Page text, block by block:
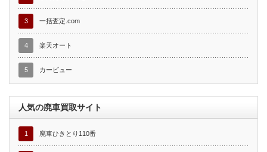
3 一括査定.com
4 楽天オート
5 カービュー
人気の廃車買取サイト
1 廃車ひきとり110番